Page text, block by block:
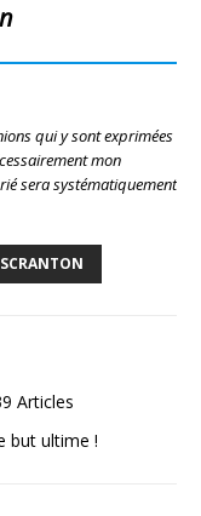
qui y sont exprimées
mon
sera systématiquement
Articles
but ultime !